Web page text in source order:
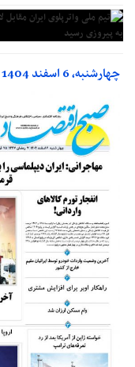
چهارشنبه، 6 اسفند 1404